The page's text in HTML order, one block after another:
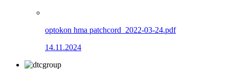
optokon hma patchcord_2022-03-24.pdf
14.11.2024